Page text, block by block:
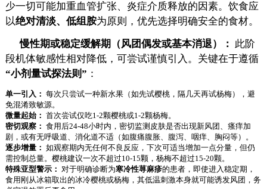
少一切可能加重血管扩张、炎症介质释放的因素。饮食应
以绝对清淡、低组胺为原则，优先选择明确安全的食材。
慢性期或稳定缓解期（风团偶发或基本消退）： 此阶
段机体敏感性相对降低，可尝试谨慎引入。关键在于遵循
“小剂量试探法则” ：
单一引入： 每次只尝试一种新水果（如先试樱桃，隔几天再试杨梅），避
免混淆致敏源。
微量起始： 首次尝试仅吃1-2颗樱桃或1-2颗杨梅。
密切观察： 食用后24-48小时内，密切监测皮肤是否出现新风团、瘙痒加
剧，或有无呼吸道、消化道不适（如腹痛腹胀、腹泻、咽痒、胸闷等）。
逐步增量： 如观察期内无任何不良反应，下次可适当增加一点分量，但仍
需控制总量。樱桃建议一次不超过10-15颗，杨梅不超过15-20颗。
特殊亚型警示： 对于明确诊断为寒冷性荨麻疹的患者，即使进入稳定期，
食用刚从冰箱取出的冰冷樱桃或杨梅，其低温刺激本身就可能诱发风团，务